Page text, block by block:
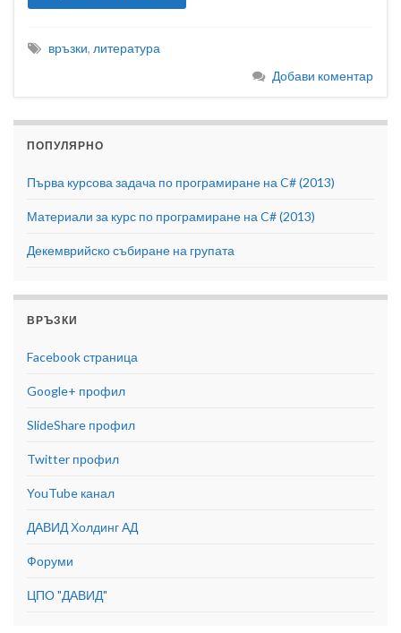
връзки, литература
Добави коментар
ПОПУЛЯРНО
Първа курсова задача по програмиране на C# (2013)
Материали за курс по програмиране на C# (2013)
Декемврийско събиране на групата
ВРЪЗКИ
Facebook страница
Google+ профил
SlideShare профил
Twitter профил
YouTube канал
ДАВИД Холдинг АД
Форуми
ЦПО "ДАВИД"